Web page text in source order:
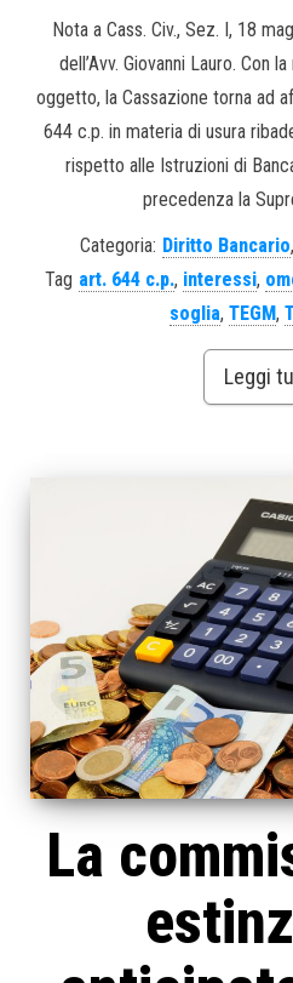
Nota a Cass. Civ., Sez. I, 18
dell’Avv. Giovanni Lauro. Con
oggetto, la Cassazione torna ad
644 c.p. in materia di usura
rispetto alle Istruzioni di
precedenza la
Categoria: Diritto Bancario,
Tag art. 644 c.p., interessi,
soglia, TEGM,
Leggi
La